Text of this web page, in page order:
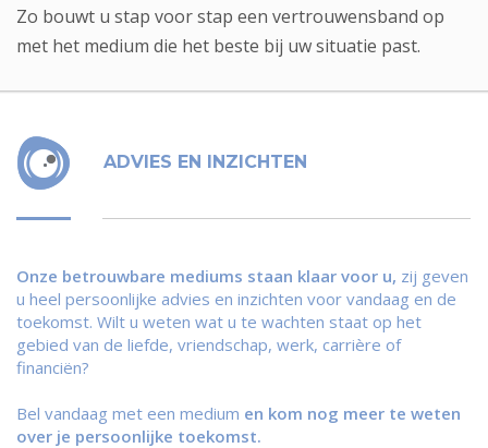
Zo bouwt u stap voor stap een vertrouwensband op
met het medium die het beste bij uw situatie past.
ADVIES EN INZICHTEN
Onze betrouwbare mediums staan klaar voor u, zij geven
u heel persoonlijke advies en inzichten voor vandaag en de
toekomst. Wilt u weten wat u te wachten staat op het
gebied van de liefde, vriendschap, werk, carrière of
financiën?
Bel vandaag met een medium en kom nog meer te weten
over je persoonlijke toekomst.